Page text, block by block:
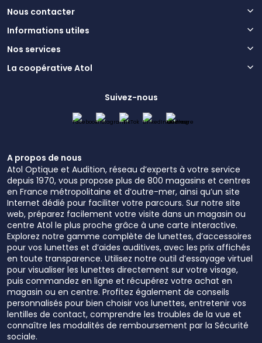
Nous contacter
Informations utiles
Nos services
La coopérative Atol
Suivez-nous
A propos de nous
Atol Optique et Audition, réseau d’experts à votre service
depuis 1970, vous propose plus de 800 magasins et centres
en France métropolitaine et d’outre-mer, ainsi qu’un site
Internet dédié pour faciliter votre parcours. Sur notre site
web, préparez facilement votre visite dans un magasin ou
centre Atol le plus proche grâce à une carte interactive.
Explorez notre gamme complète de lunettes, d’accessoires
pour vos lunettes et d’aides auditives, avec les prix affichés
en toute transparence. Utilisez notre outil d’essayage virtuel
pour visualiser les lunettes directement sur votre visage,
puis commandez en ligne et récupérez votre achat en
magasin ou en centre. Profitez également de conseils
personnalisés pour bien choisir vos lunettes, entretenir vos
lentilles de contact, comprendre les troubles de la vue et
connaître les modalités de remboursement par la Sécurité
sociale.